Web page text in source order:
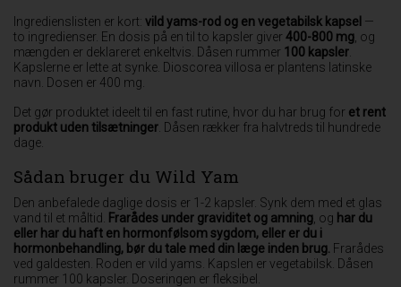
Ingredienslisten er kort: vild yams-rod og en vegetabilsk kapsel —
to ingredienser. En dosis på en til to kapsler giver 400-800 mg , og
mængden er deklareret enkeltvis. Dåsen rummer 100 kapsler
Kapslerne er lette at synke. Dioscorea villosa er plantens latinske
navn. Dosen er 400 mg.
Det gør produktet ideelt til en fast rutine, hvor du har brug for et rent
produkt uden tilsætninger . Dåsen rækker fra halvtreds til hundrede
dage.
Sådan bruger du Wild Yam
Den anbefalede daglige dosis er 1-2 kapsler. Synk dem med et glas
vand til et måltid.
Frarådes under graviditet og amning , og har du
eller har du haft en hormonfølsom sygdom, eller er du i
hormonbehandling, bør du tale med din læge inden brug. Frarådes
ved galdesten. Roden er vild yams. Kapslen er vegetabilsk. Dåsen
rummer 100 kapsler. Doseringen er fleksibel.